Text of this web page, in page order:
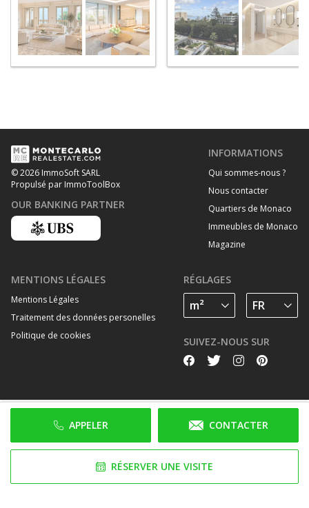
APPELER CONTACTER
RÉSERVER UNE VISITE
© 2026 ImmoSoft SARL
Propulsé par ImmoToolBox
OUR BANKING PARTNER
INFORMATIONS
Qui sommes-nous ?
Nous contacter
Quartiers de Monaco
Immeubles de Monaco
Magazine
MENTIONS LÉGALES
Mentions Légales
Traitement des données personelles
Politique de cookies
RÉGLAGES
SUIVEZ-NOUS SUR